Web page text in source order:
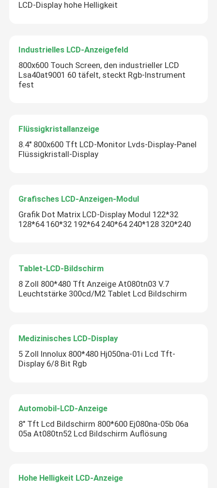
LCD-Display hohe Helligkeit
Industrielles LCD-Anzeigefeld
800x600 Touch Screen, den industrieller LCD
Lsa40at9001 60 täfelt, steckt Rgb-Instrument
fest
Flüssigkristallanzeige
8.4'' 800x600 Tft LCD-Monitor Lvds-Display-Panel
Flüssigkristall-Display
Grafisches LCD-Anzeigen-Modul
Grafik Dot Matrix LCD-Display Modul 122*32
128*64 160*32 192*64 240*64 240*128 320*240
Tablet-LCD-Bildschirm
8 Zoll 800*480 Tft Anzeige At080tn03 V.7
Leuchtstärke 300cd/M2 Tablet Lcd Bildschirm
Medizinisches LCD-Display
5 Zoll Innolux 800*480 Hj050na-01i Lcd Tft-
Display 6/8 Bit Rgb
Automobil-LCD-Anzeige
8" Tft Lcd Bildschirm 800*600 Ej080na-05b 06a
05a At080tn52 Lcd Bildschirm Auflösung
Hohe Helligkeit LCD-Anzeige